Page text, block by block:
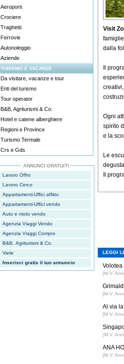
Aeroporti
Crociere
Traghetti
Ferrovie
Autonoleggio
Aziende
TURISMO E VACANZE
Da visitare, vacanze e tour
Enti del turismo
Tour operator
B&B, Agriturismi & Co.
Hotel e catene alberghiere
Regioni e Province
Turismo Termale
Crs e Gds
ANNUNCI GRATUITI
Lavoro Offro
Lavoro Cerco
Appartamenti-Uffici affitto
Appartamenti-Uffici vendo
Auto e moto vendo
Agenzia Viaggi Vendo
Agenzia Viaggi Compro
B&B, Agriturismi & Co.
Varie
Inserisci gratis il tuo annuncio
Visit
dalla
Il
Ogni
spirito
e la
Le
Il
LEGGI
[M.V.
[M.V.
Al via
[M.V.
[M.V.
ANA
[M.V.